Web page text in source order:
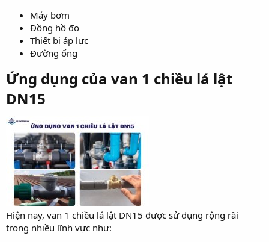
Máy bơm
Đồng hồ đo
Thiết bị áp lực
Đường ống
Ứng dụng của van 1 chiều lá lật
DN15​
Hiện nay, van 1 chiều lá lật DN15 được sử dụng rộng rãi
trong nhiều lĩnh vực như: